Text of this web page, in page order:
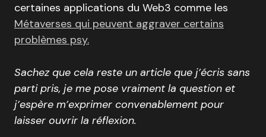
certaines applications du Web3 comme les
Métaverses qui peuvent aggraver certains
problèmes psy.
Sachez que cela reste un article que j’écris sans
parti pris, je me pose vraiment la question et
j’espère m’exprimer convenablement pour
laisser ouvrir la réflexion.